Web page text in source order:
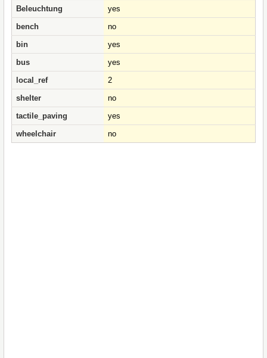
Beleuchtung
yes
bench
no
bin
yes
bus
yes
local_ref
2
shelter
no
tactile_paving
yes
wheelchair
no